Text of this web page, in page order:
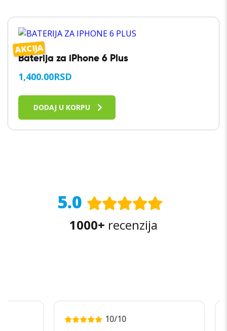
AKCIJA
Baterija za iPhone 6 Plus
1,400.00RSD
DODAJ U KORPU
5.0
1000+ recenzija
10/10